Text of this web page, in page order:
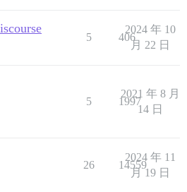
5 406
2024 年 10
月 22 日
5 1997
2021 年 8 月
14 日
26 14559
2024 年 11
月 19 日